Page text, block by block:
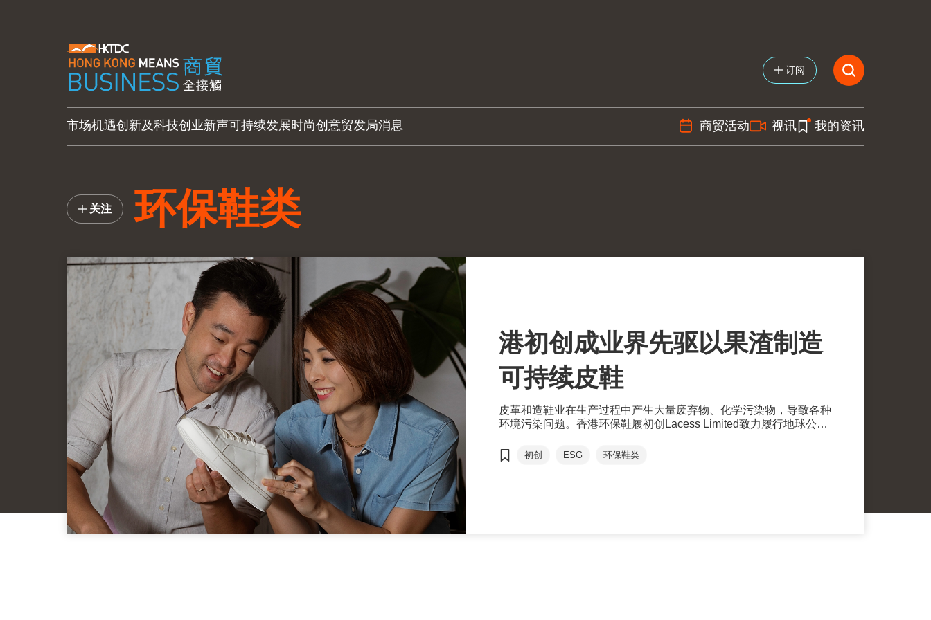
订阅
市场机遇创新及科技创业新声可持续发展时尚创意贸发局消息 商贸活动 视讯 我的资讯
环保鞋类
关注
港初创成业界先驱以果渣制造
可持续皮鞋
皮革和造鞋业在生产过程中产生大量废弃物、化学污染物，导致各种
环境污染问题。香港环保鞋履初创Lacess Limited致力履行地球公民
革和其他创新材料制作可持续鞋履。
初创 ESG 环保鞋类